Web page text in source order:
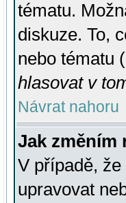
tématu.
diskuze. To,
nebo tématu
hlasovat v
Návrat nahoru
Jak změním
V případě,
upravovat